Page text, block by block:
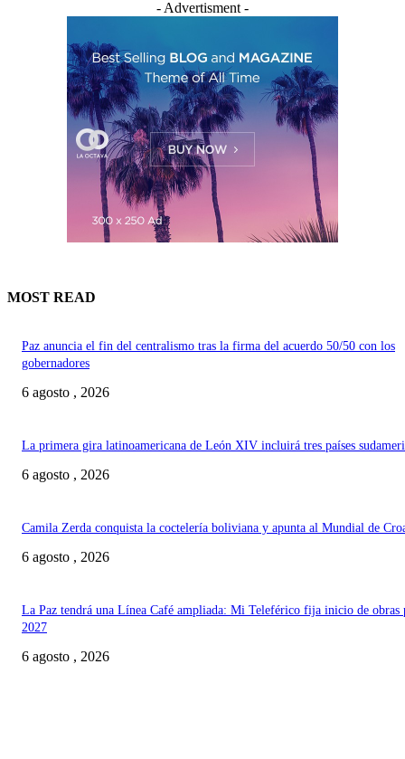
- Advertisment -
MOST READ
Paz anuncia el fin del centralismo tras la firma del acuerdo 50/50 con los
gobernadores
6 agosto , 2026
La primera gira latinoamericana de León XIV incluirá tres países
6 agosto , 2026
Camila Zerda conquista la coctelería boliviana y apunta al Mundial de
6 agosto , 2026
La Paz tendrá una Línea Café ampliada: Mi Teleférico fija inicio de obras
2027
6 agosto , 2026